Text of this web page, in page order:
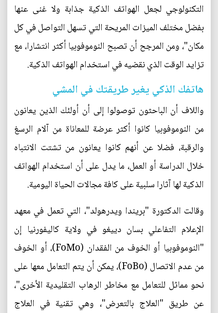
التكنولوجي لجعل الهواتف الذكية جذابة ولا غنى عنها
بفضل مختلف الميزات المريحة التي تسهل التواصل في كل
مكان"، ومن المرجح أن تصبح النوموفوبيا أكثر انتشارا، مع
تزايد الوقت الذي نقضيه في استخدام الهواتف الذكية.
هاتفك الذكي يغير طريقتك في المشي
واللاف أن الباحثون توصولوا إلى أن أولئك الذين يعانون
من النوموفوبيا كانوا أكثر عرضة للمعاناة من آلام الرسغ
والرقبة، فضلا عن أنهم كانوا يعانون من تشتت الانتباه
خلال الدراسة أو العمل، ما يدل على أن استخدام الهواتف
الذكية لها آثارا سلبية على كافة مجالات الحياة اليومية.
وقالت الدكتورة "بريندا ويدرهولد"، التي تعمل في معهد
الإعلام التفاعلي بسان دييغو في ولاية كاليفورنيا إن
"النوموفوبيا أو الخوف من الفقدان (FoMo)، أو الخوف
من عدم الاتصال (FoBo)، يمكن أن يتم التعامل معها على
نحو مماثل للتعامل مع مخاطر الرهاب التقليدية الأخرى"،
عن طريق "العلاج بالتعرض"، وهي تقنية في العلاج